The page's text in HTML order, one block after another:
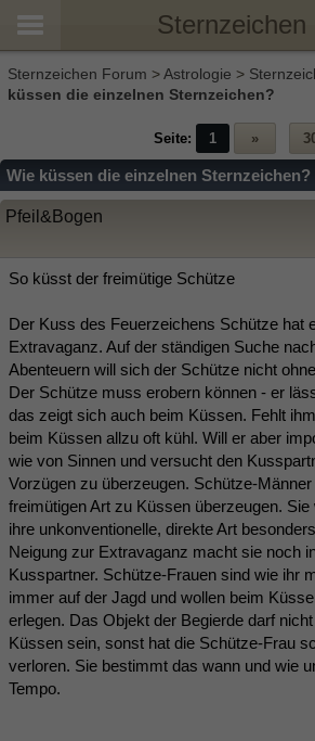
Sternzeichen
Sternzeichen Forum >Astrologie >
küssen die einzelnen Sternzeichen?
Seite: 1 »
Wie küssen die einzelnen Sternzeichen?
Pfeil&Bogen
So küsst der freimütige Schütze
Der Kuss des Feuerzeichens Schütze hat
Extravaganz. Auf der ständigen Suche
Abenteuern will sich der Schütze nicht
Der Schütze muss erobern können - er
das zeigt sich auch beim Küssen. Fehlt
beim Küssen allzu oft kühl. Will er aber
wie von Sinnen und versucht den
Vorzügen zu überzeugen. Schütze-
freimütigen Art zu Küssen überzeugen.
ihre unkonventionelle, direkte Art
Neigung zur Extravaganz macht sie noch
Kusspartner. Schütze-Frauen sind wie ihr
immer auf der Jagd und wollen beim
erlegen. Das Objekt der Begierde darf
Küssen sein, sonst hat die Schütze-Frau
verloren. Sie bestimmt das wann und wie
Tempo.